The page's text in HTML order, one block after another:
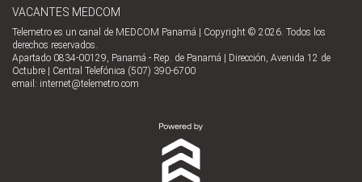
VACANTES MEDCOM
Telemetro es un canal de MEDCOM Panamá | Copyright © 2026. Todos los
derechos reservados.
Apartado 0834-00129, Panamá - Rep. de Panamá | Dirección, Avenida 12 de
Octubre | Central Telefónica (507) 390-6700
email: internet@telemetro.com